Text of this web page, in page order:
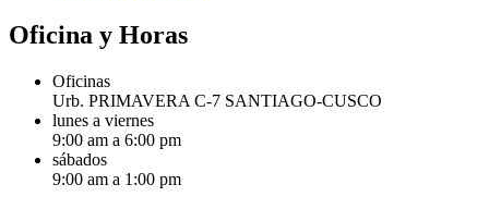
Oficina y Horas
Oficinas
Urb. PRIMAVERA C-7 SANTIAGO-CUSCO
lunes a viernes
9:00 am a 6:00 pm
sábados
9:00 am a 1:00 pm